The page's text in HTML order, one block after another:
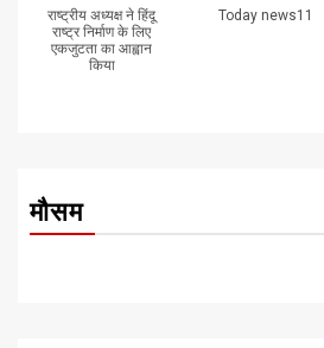
राष्ट्रीय अध्यक्ष ने हिंदू
राष्ट्र निर्माण के लिए
एकजुटता का आह्वान
किया
Today news11
मौसम